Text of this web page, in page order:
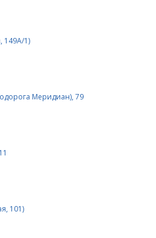
149А/1)
Меридиан), 79
101)